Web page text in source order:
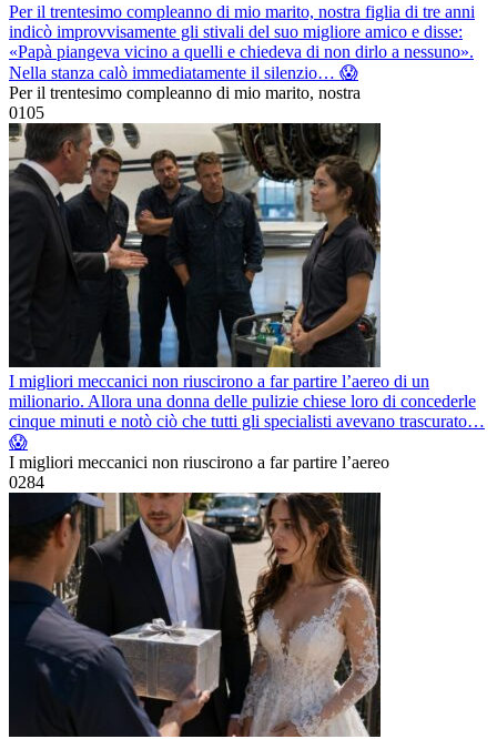
Per il trentesimo compleanno di mio marito, nostra figlia di tre anni
indicò improvvisamente gli stivali del suo migliore amico e disse:
«Papà piangeva vicino a quelli e chiedeva di non dirlo a nessuno».
Nella stanza calò immediatamente il silenzio… 😱
Per il trentesimo compleanno di mio marito, nostra
0105
I migliori meccanici non riuscirono a far partire l’aereo di un
milionario. Allora una donna delle pulizie chiese loro di concederle
cinque minuti e notò ciò che tutti gli specialisti avevano trascurato…
😱
I migliori meccanici non riuscirono a far partire l’aereo
0284